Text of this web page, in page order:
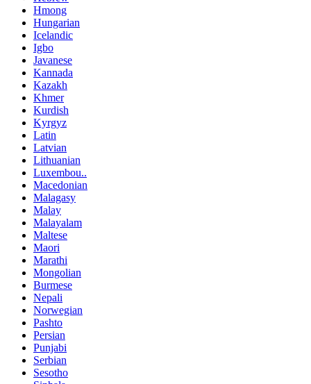
Hmong
Hungarian
Icelandic
Igbo
Javanese
Kannada
Kazakh
Khmer
Kurdish
Kyrgyz
Latin
Latvian
Lithuanian
Luxembou..
Macedonian
Malagasy
Malay
Malayalam
Maltese
Maori
Marathi
Mongolian
Burmese
Nepali
Norwegian
Pashto
Persian
Punjabi
Serbian
Sesotho